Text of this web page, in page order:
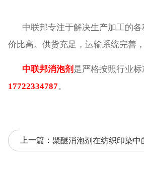
中联邦专注于解决生产加工的各
价比高。供货充足，运输系统完善
中联邦消泡剂 是严格按照行业
17722334787。
上一篇： 聚醚消泡剂在纺织印染中